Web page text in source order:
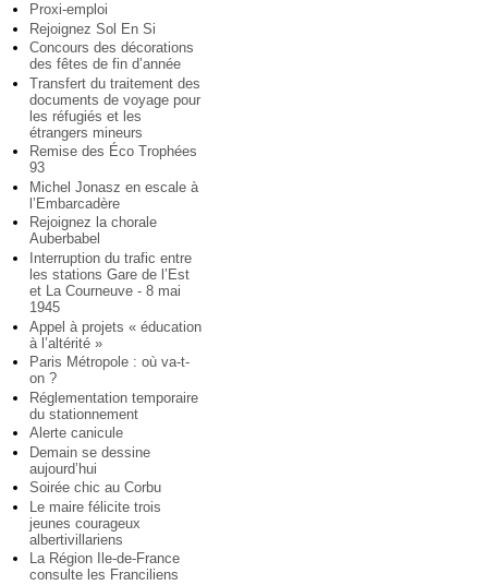
Proxi-emploi
Rejoignez Sol En Si
Concours des décorations
des fêtes de fin d’année
Transfert du traitement des
documents de voyage pour
les réfugiés et les
étrangers mineurs
Remise des Éco Trophées
93
Michel Jonasz en escale à
l’Embarcadère
Rejoignez la chorale
Auberbabel
Interruption du trafic entre
les stations Gare de l’Est
et La Courneuve - 8 mai
1945
Appel à projets « éducation
à l’altérité »
Paris Métropole : où va-t-
on ?
Réglementation temporaire
du stationnement
Alerte canicule
Demain se dessine
aujourd’hui
Soirée chic au Corbu
Le maire félicite trois
jeunes courageux
albertivillariens
La Région Ile-de-France
consulte les Franciliens